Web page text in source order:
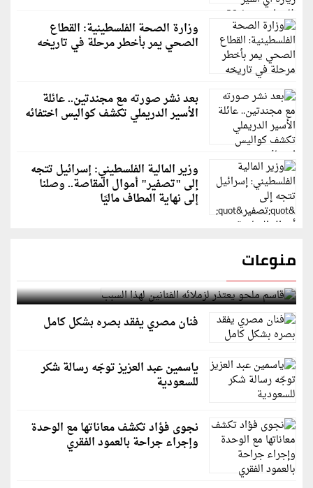
وزارة الصحة الفلسطينية: القطاع
الصحي يمر بأخطر مرحلة في تاريخه
بعد نشر صورته مع مجندتين.. عائلة
الأسير الدريملي تكشف كواليس اختفائه
وزير المالية الفلسطيني: إسرائيل تتجه
إلى "تصفير" أموال المقاصة.. وصلنا
إلى نهاية المطاف ماليًا
منوعات
قاسم ملحو يعتذر لزملائه الفنانين لهذا السبب
فنان مصري يفقد بصره بشكل كامل
ياسمين عبد العزيز توجّه رسالة شكر
للسعودية
نجوى فؤاد تكشف معاناتها مع الوحدة
وإجراء جراحة بالعمود الفقري